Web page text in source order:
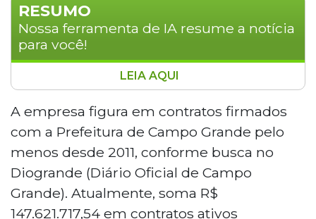
RESUMO
Nossa ferramenta de IA resume a notícia
para você!
A Operação Buraco Sem Fim, deflagrada
nesta terça-feira (12), investiga a
Construtora Rial Ltda., de Campo Grande,
suspeita de fraudar contratos de
manutenção de vias públicas com a
prefeitura. A empresa acumula R$ 147,6
milhões em contratos ativos, sendo R$
96,7 milhões em aditivos. Sete mandados
LEIA AQUI
A empresa figura em contratos firmados
com a Prefeitura de Campo Grande pelo
menos desde 2011, conforme busca no
Diogrande (Diário Oficial de Campo
Grande). Atualmente, soma R$
147.621.717,54 em contratos ativos